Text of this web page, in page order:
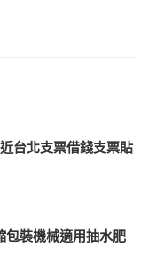
台北支票借錢支票貼
包裝機械適用抽水肥